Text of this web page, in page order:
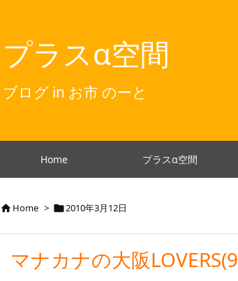
プラスα空間
ブログ in お市 のーと
Home プラスα空間
Home > 2010年3月12日
マナカナの大阪